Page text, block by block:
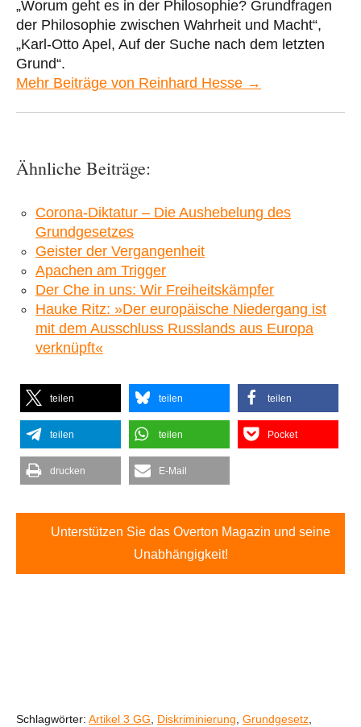
„Worum geht es in der Philosophie? Grundfragen
der Philosophie zwischen Wahrheit und Macht“,
„Karl-Otto Apel, Auf der Suche nach dem letzten
Grund“.
Mehr Beiträge von Reinhard Hesse →
Ähnliche Beiträge:
Corona-Diktatur – Die Aushebelung des
Grundgesetzes
Geister der Vergangenheit
Apachen am Trigger
Der Che in uns: Wir Freiheitskämpfer
Hauke Ritz: »Der europäische Niedergang ist
mit dem Ausschluss Russlands aus Europa
verknüpft«
teilen teilen teilen
teilen teilen Pocket
drucken E-Mail
Unterstützen Sie das Overton Magazin und seine
Unabhängigkeit!
Schlagwörter: Artikel 3 GG, Diskriminierung, Grundgesetz,